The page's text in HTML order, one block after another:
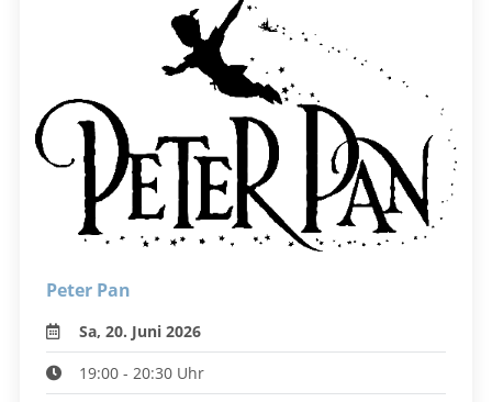
Peter Pan
Sa, 20. Juni 2026
19:00 - 20:30 Uhr